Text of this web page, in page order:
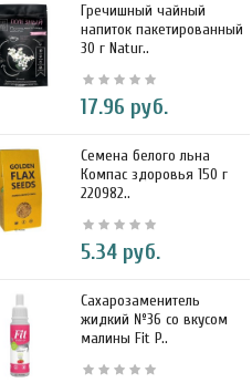
Гречишный чайный
напиток пакетированный
30 г Natur..
17.96 руб.
Семена белого льна
Компас здоровья 150 г
220982..
5.34 руб.
Сахарозаменитель
жидкий №36 со вкусом
малины Fit P..